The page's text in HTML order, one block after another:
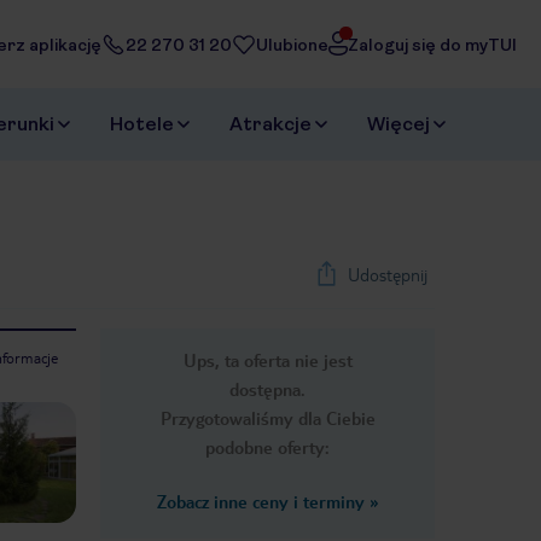
aplikację 22 270 31 20 Ulubione Zaloguj się do myTUI
Hotele Atrakcje Więcej
Udostępnij
Ups, ta oferta nie jest
dostępna.
Przygotowaliśmy dla Ciebie
podobne oferty:
Zobacz inne ceny i terminy »
1 /12